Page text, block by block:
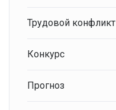
Трудовой конфликт
Конкурс
Прогноз